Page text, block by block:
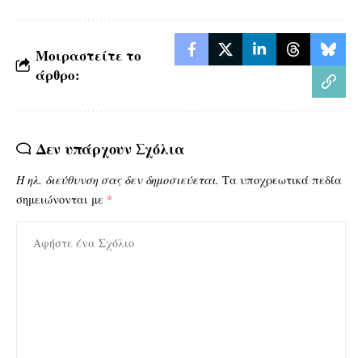
Μοιραστείτε το
άρθρο:
Δεν υπάρχουν Σχόλια
Η ηλ. διεύθυνση σας δεν δημοσιεύεται. Τα υποχρεωτικά πεδία
σημειώνονται με *